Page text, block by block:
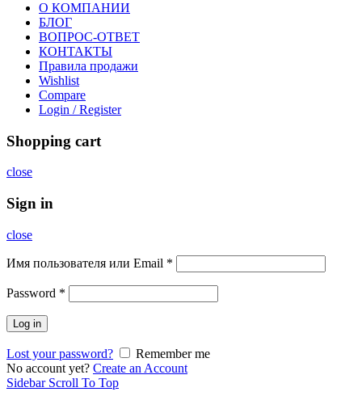
О КОМПАНИИ
БЛОГ
ВОПРОС-ОТВЕТ
КОНТАКТЫ
Правила продажи
Wishlist
Compare
Login / Register
Shopping cart
close
Sign in
close
Имя пользователя или Email *
Password *
Log in
Lost your password?
Remember me
No account yet? Create an Account
Sidebar Scroll To Top